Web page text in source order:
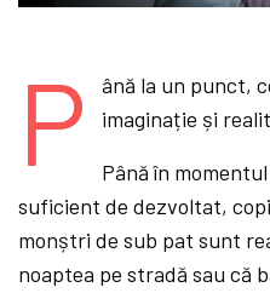
P
ână la un punct,
imaginație și
Până în
suficient de dezvoltat,
monștri de sub pat sunt
noaptea pe stradă sau că